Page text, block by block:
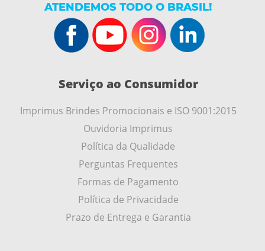
ATENDEMOS TODO O BRASIL!
Serviço ao Consumidor
Imprimus Brindes Promocionais e ISO 9001:2015
Ouvidoria Imprimus
Política da Qualidade
Perguntas Frequentes
Formas de Pagamento
Política de Privacidade
Prazo de Entrega e Garantia